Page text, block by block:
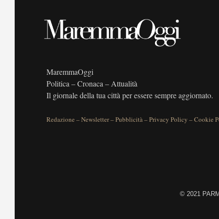
MaremmaOggi
Politica – Cronaca – Attualità
Il giornale della tua città per essere sempre aggiornato.
Redazione –Newsletter–Pubblicità–Privacy Policy –Cookie
© 2021